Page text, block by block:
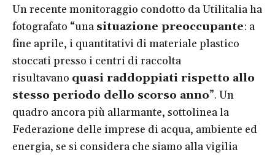
Un recente monitoraggio condotto da Utilitalia ha
fotografato “una situazione preoccupante: a
fine aprile, i quantitativi di materiale plastico
stoccati presso i centri di raccolta
risultavano quasi raddoppiati rispetto allo
stesso periodo dello scorso anno”. Un
quadro ancora più allarmante, sottolinea la
Federazione delle imprese di acqua, ambiente ed
energia, se si considera che siamo alla vigilia